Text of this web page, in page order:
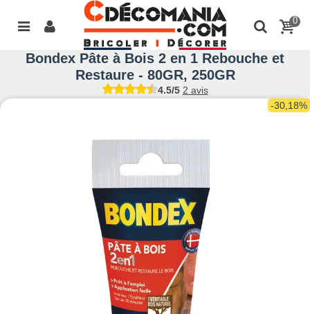
0
Bondex Pâte à Bois 2 en 1 Rebouche et
Restaure - 80GR, 250GR
4.5/5 2 avis
-30,18%